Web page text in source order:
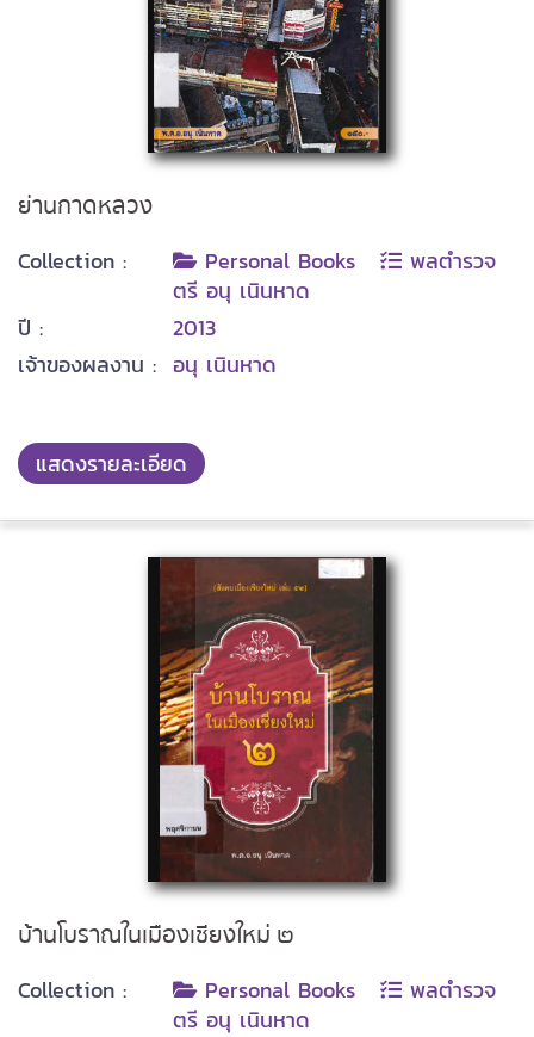
ย่านกาดหลวง
Collection : Personal Books
พลตำรวจ
ตรี อนุ เนินหาด
ปี :
2013
เจ้าของผลงาน : อนุ เนินหาด
แสดงรายละเอียด
บ้านโบราณในเมืองเชียงใหม่ ๒
Collection : Personal Books
พลตำรวจ
ตรี อนุ เนินหาด